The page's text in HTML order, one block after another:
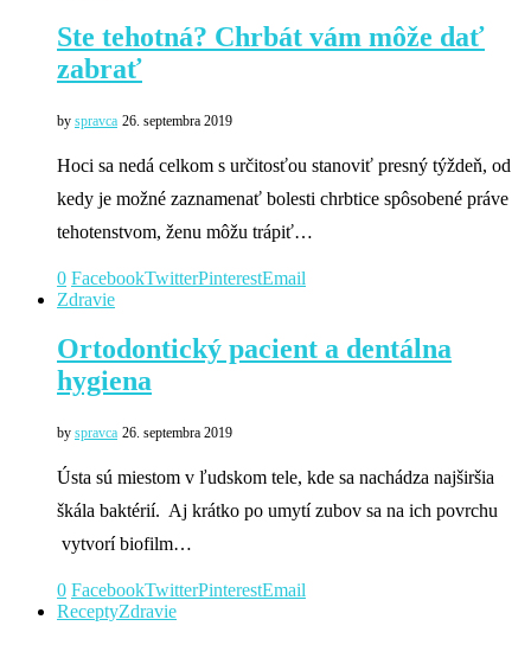
Ste tehotná? Chrbát vám môže dať
zabrať
by spravca 26. septembra 2019
Hoci sa nedá celkom s určitosťou stanoviť presný týždeň, od
kedy je možné zaznamenať bolesti chrbtice spôsobené práve
tehotenstvom, ženu môžu trápiť…
0 FacebookTwitterPinterestEmail
Zdravie
Ortodontický pacient a dentálna
hygiena
by spravca 26. septembra 2019
Ústa sú miestom v ľudskom tele, kde sa nachádza najširšia
škála baktérií. Aj krátko po umytí zubov sa na ich povrchu
vytvorí biofilm…
0 FacebookTwitterPinterestEmail
ReceptyZdravie